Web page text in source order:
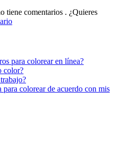
tiene comentarios . ¿Quieres
para colorear en línea?
color?
para colorear de acuerdo con mis